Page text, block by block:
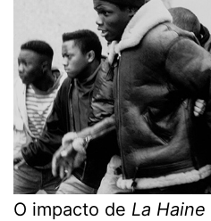
O impacto de La Haine